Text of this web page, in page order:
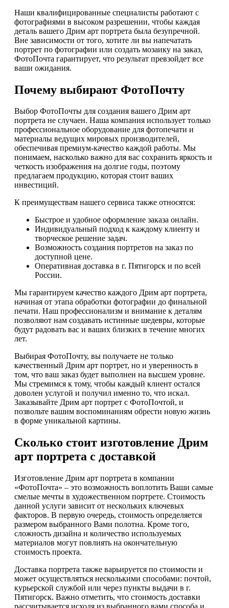
Наши квалифицированные специалисты работают с
фотографиями в высоком разрешении, чтобы каждая
деталь вашего Дрим арт портрета была безупречной.
Вне зависимости от того, хотите ли вы напечатать
портрет по фотографии или создать мозаику на заказ,
ФотоПочта гарантирует, что результат превзойдет все
ваши ожидания.
Почему выбирают ФотоПочту
Выбор ФотоПочты для создания вашего Дрим арт
портрета не случаен. Наша компания использует только
профессиональное оборудование для фотопечати и
материалы ведущих мировых производителей,
обеспечивая премиум-качество каждой работы. Мы
понимаем, насколько важно для вас сохранить яркость и
четкость изображения на долгие годы, поэтому
предлагаем продукцию, которая стоит ваших
инвестиций.
К преимуществам нашего сервиса также относятся:
Быстрое и удобное оформление заказа онлайн.
Индивидуальный подход к каждому клиенту и
творческое решение задач.
Возможность создания портретов на заказ по
доступной цене.
Оперативная доставка в г. Пятигорск и по всей
России.
Мы гарантируем качество каждого Дрим арт портрета,
начиная от этапа обработки фотографии до финальной
печати. Наш профессионализм и внимание к деталям
позволяют нам создавать истинные шедевры, которые
будут радовать вас и ваших близких в течение многих
лет.
Выбирая ФотоПочту, вы получаете не только
качественный Дрим арт портрет, но и уверенность в
том, что ваш заказ будет выполнен на высшем уровне.
Мы стремимся к тому, чтобы каждый клиент остался
доволен услугой и получил именно то, что искал.
Заказывайте Дрим арт портрет с ФотоПочтой, и
позвольте вашим воспоминаниям обрести новую жизнь
в форме уникальной картины.
Сколько стоит изготовление Дрим
арт портрета с доставкой
Изготовление Дрим арт портрета в компании
«ФотоПочта» – это возможность воплотить Ваши самые
смелые мечты в художественном портрете. Стоимость
данной услуги зависит от нескольких ключевых
факторов. В первую очередь, стоимость определяется
размером выбранного Вами полотна. Кроме того,
сложность дизайна и количество используемых
материалов могут повлиять на окончательную
стоимость проекта.
Доставка портрета также варьируется по стоимости и
может осуществляться несколькими способами: почтой,
курьерской службой или через пункты выдачи в г.
Пятигорск. Важно отметить, что стоимость доставки